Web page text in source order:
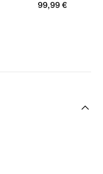
99,99 €
99,99 €